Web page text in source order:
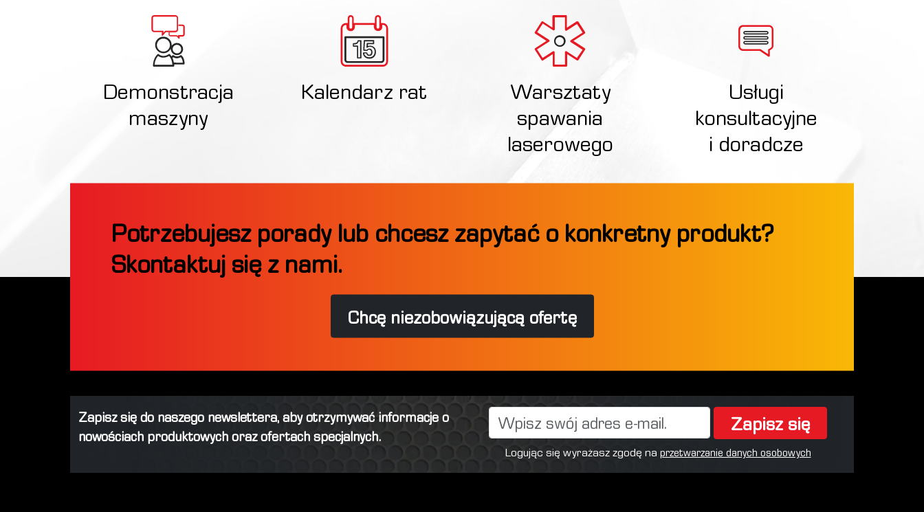
Demonstracja
maszyny
Kalendarz rat
Warsztaty
spawania
laserowego
Usługi
konsultacyjne
i doradcze
Potrzebujesz porady lub chcesz zapytać o konkretny produkt?
Skontaktuj się z nami.
Chcę niezobowiązującą ofertę
Zapisz się do naszego newslettera, aby otrzymywać informacje o
nowościach produktowych oraz ofertach specjalnych.
Zapisz się
Logując się wyrażasz zgodę na przetwarzanie danych osobowych